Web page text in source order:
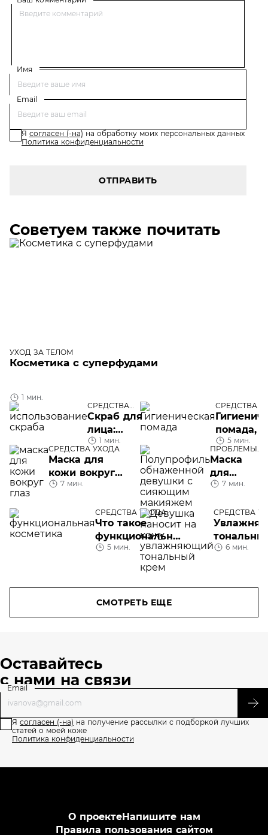
Имя
Email
Я согласен (-на) на обработку моих персональных данных
Политика конфиденциальности
ОТПРАВИТЬ
Советуем также почитать
УХОД ЗА ТЕЛОМ
Косметика с суперфудами
1 мин.
СРЕДСТВА
УХОДА
Скраб для
лица:
правила
применения
1 мин.
СРЕДСТВА
помада, с
которой
забудете
губы
5 мин.
СРЕДСТВА УХОДА
Маска для
кожи вокруг
глаз:
приготовления
или готовые
средства
7 мин.
ПРОБЛЕМЫ
КОЖИ ЛИЦА
Маска
для
сияния
лица в
домашних
условиях
7 мин.
СРЕДСТВА УХОДА
Что такое
функциональная
косметика
5 мин.
СРЕДСТВА
крем
6 мин.
СМОТРЕТЬ ЕЩЕ
Оставайтесь
с нами на связи
Email
Я согласен (-на) на получение рассылки с подборкой лучших
статей о моей коже
Политика конфиденциальности
О проектеНапишите нам
Правила пользования сайтом